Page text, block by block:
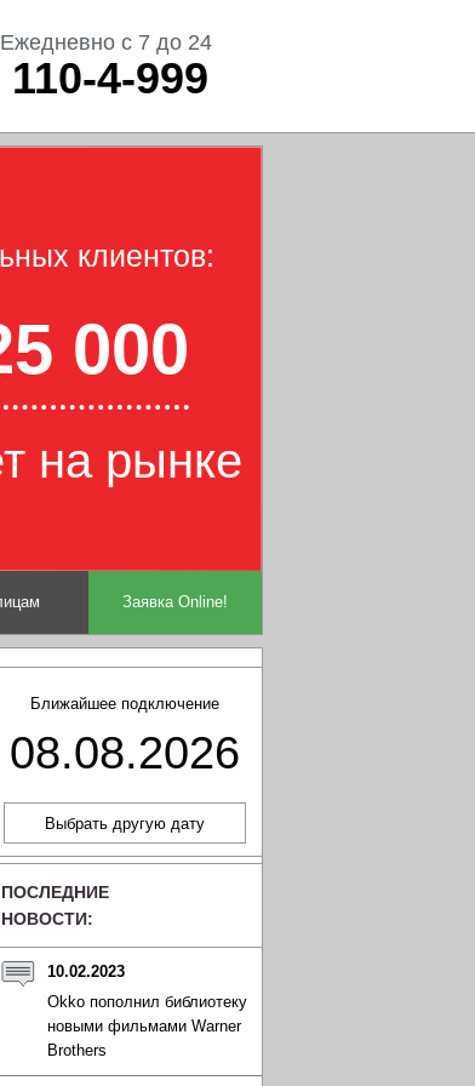
с 7 до 24
4-999
клиентов:
000
на рынке
Заявка Online!
Ближайшее подключение
08.08.2026
ПОСЛЕДНИЕ
НОВОСТИ:
10.02.2023
Okko пополнил библиотеку
новыми фильмами Warner
Brothers